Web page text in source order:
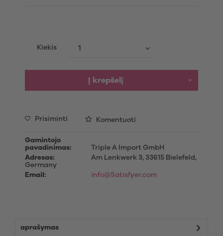
Kiekis
Į krepšelį
Prisiminti Komentuoti
Gamintojo
pavadinimas:
Triple A Import GmbH
Adresas:
Am Lenkwerk 3, 33615 Bielefeld,
Germany
Email:
info@Satisfyer.com
aprašymas